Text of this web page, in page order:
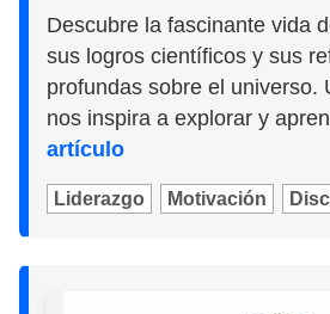
Descubre la fascinante vida
sus logros científicos y sus
profundas sobre el universo.
nos inspira a explorar y
artículo
Liderazgo Motivación